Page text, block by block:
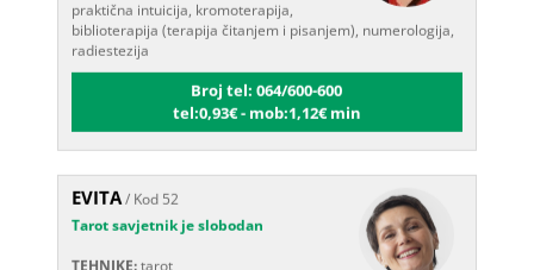
biblioterapija (terapija čitanjem i pisanjem), numerologija,
radiestezija
Broj tel: 064/600-600
tel:0,93€ - mob:1,12€ min
EVITA/ Kod 52
Tarot savjetnik je slobodan